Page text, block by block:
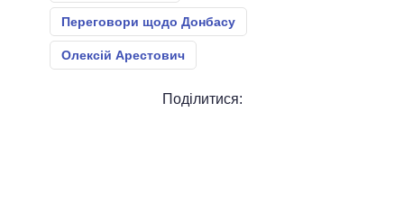
Переговори щодо Донбасу
Олексій Арестович
Поділитися: